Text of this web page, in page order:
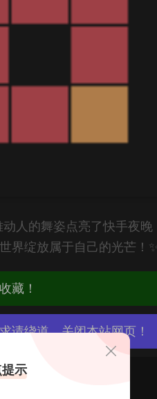
人的舞姿点亮了快手夜晚
绽放属于自己的光芒！
藏！
请绕道，关闭本站网页！
示